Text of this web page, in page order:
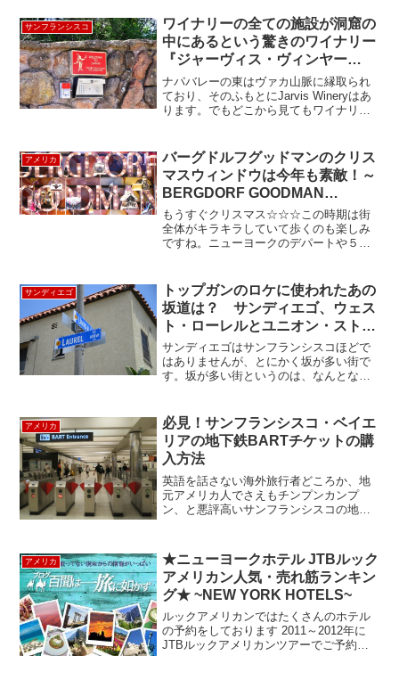
サンフランシスコ
ワイナリーの全ての施設が洞窟の
中にあるという驚きのワイナリー
『ジャーヴィス・ヴィンヤー
ド』”Jarvis Vinyard”
ナパバレーの東はヴァカ山脈に縁取られ
ており、そのふもとにJarvis Wineryはあ
ります。でもどこから見てもワイナリー
で、4200平米のワイナリーが全て洞窟の
中にある...
アメリカ
バーグドルフグッドマンのクリス
マスウィンドウは今年も素敵！～
BERGDORF GOODMAN
Holiday Windows 2018 ～
もうすぐクリスマス☆☆☆この時期は街
全体がキラキラしていて歩くのも楽しみ
ですね。ニューヨークのデパートや５番
の中でも、毎年何かと話題のニューヨー
クを代表する高級老舗百貨...
サンディエゴ
トップガンのロケに使われたあの
坂道は？ サンディエゴ、ウェス
ト・ローレルとユニオン・ストリ
ートに行くとわかりますよ。
サンディエゴはサンフランシスコほどで
はありませんが、とにかく坂が多い街で
す。坂が多い街というのは、なんとなく
ガンで、マーべリックがバイクで逃げて
チャーリーがポルシェで追...
アメリカ
必見！サンフランシスコ・ベイエ
リアの地下鉄BARTチケットの購
入方法
英語を話さない海外旅行者どころか、地
元アメリカ人でさえもチンプンカンプ
ン、と悪評高いサンフランシスコの地下
シスコに出発する方、必見です！ではま
ず、券売機の様子からご...
アメリカ
★ニューヨークホテル JTBルック
アメリカン人気・売れ筋ランキン
グ★ ~NEW YORK HOTELS~
ルックアメリカンではたくさんのホテル
の予約をしております 2011～2012年に
JTBルックアメリカンツアーでご予約の